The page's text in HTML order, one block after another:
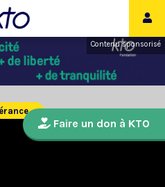
Contenu sponsorisé
Faire un don à KTO